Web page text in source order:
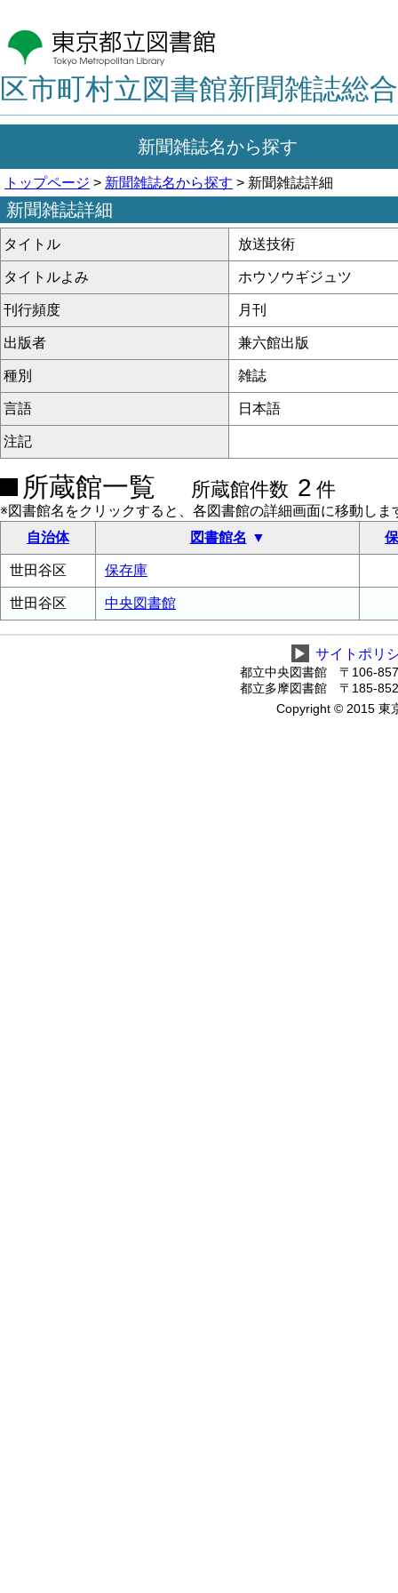
区市町村立図書館新聞雑誌総
新聞雑誌名から探す
トップページ > 新聞雑誌名から探す > 新聞雑誌詳細
新聞雑誌詳細
タイトル 放送技術
タイトルよみ ホウソウギジュツ
刊行頻度 月刊
出版者 兼六館出版
種別 雑誌
言語 日本語
注記
所蔵館一覧 所蔵館件数 2 件
※図書館名をクリックすると、各図書館の詳細画面に移動しま
自治体
図書館名
世田谷区 保存庫
世田谷区 中央図書館
▶ サイトポリ
都立中央図書館 〒106-
都立多摩図書館 〒185-
Copyright © 2015 東